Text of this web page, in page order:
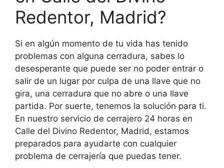
Redentor, Madrid?
Si en algún momento de tu vida has tenido
problemas con alguna cerradura, sabes lo
desesperante que puede ser no poder entrar o
salir de un lugar por culpa de una llave que no
gira, una cerradura que no abre o una llave
partida. Por suerte, tenemos la solución para ti.
En nuestro servicio de cerrajero 24 horas en
Calle del Divino Redentor, Madrid, estamos
preparados para ayudarte con cualquier
problema de cerrajería que puedas tener.